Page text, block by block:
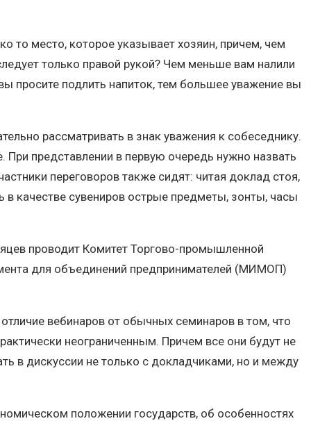
то место, которое указывает хозяин, причем, чем
только правой рукой? Чем меньше вам налили
просите подлить напиток, тем большее уважение вы
рассматривать в знак уважения к собеседнику.
При представлении в первую очередь нужно назвать
переговоров также сидят: читая доклад стоя,
в качестве сувениров острые предметы, зонты, часы
проводит Комитет Торгово-промышленной
для объединений предпринимателей (МИМОП)
вебинаров от обычных семинаров в том, что
неограниченным. Причем все они будут не
в дискуссии не только с докладчиками, но и между
положении государств, об особенностях